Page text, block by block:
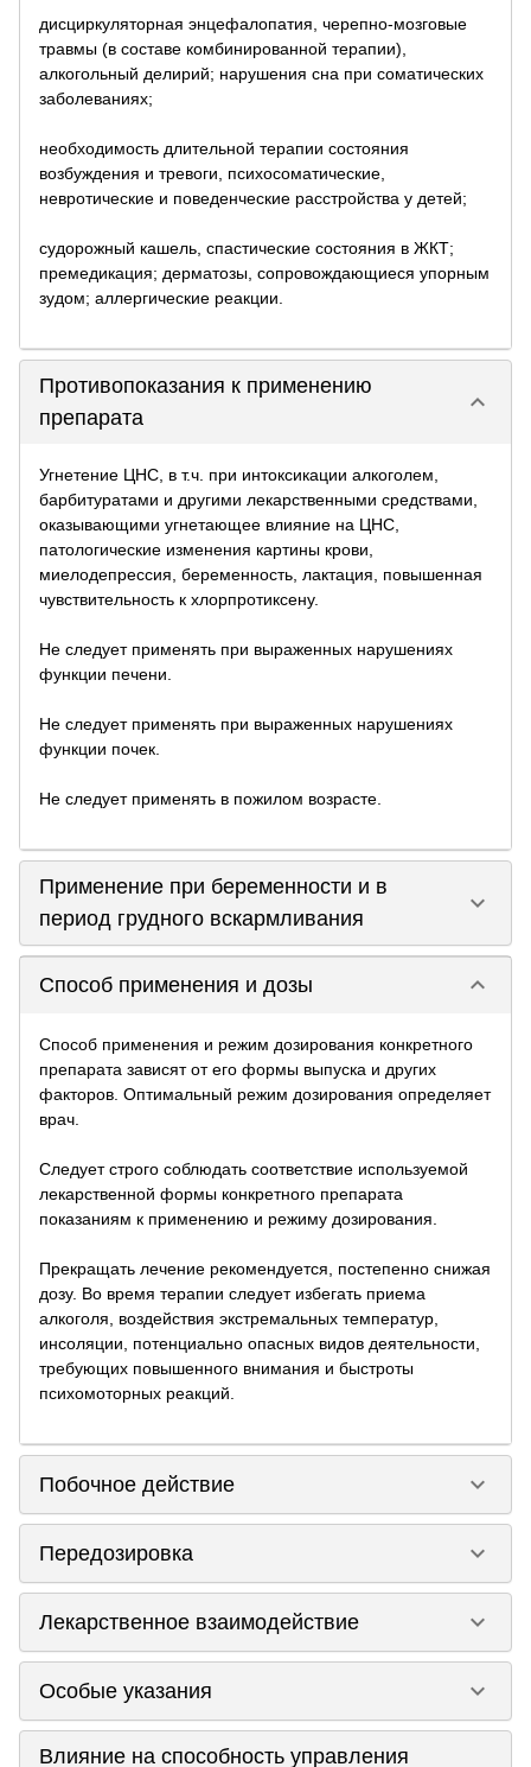
дисциркуляторная энцефалопатия, черепно-мозговые
травмы (в составе комбинированной терапии),
алкогольный делирий; нарушения сна при соматических
заболеваниях;
необходимость длительной терапии состояния
возбуждения и тревоги, психосоматические,
невротические и поведенческие расстройства у детей;
судорожный кашель, спастические состояния в ЖКТ;
премедикация; дерматозы, сопровождающиеся упорным
зудом; аллергические реакции.
Противопоказания к применению
препарата
keyboard_arrow_down
Угнетение ЦНС, в т.ч. при интоксикации алкоголем,
барбитуратами и другими лекарственными средствами,
оказывающими угнетающее влияние на ЦНС,
патологические изменения картины крови,
миелодепрессия, беременность, лактация, повышенная
чувствительность к хлорпротиксену.
Не следует применять при выраженных нарушениях
функции печени.
Не следует применять при выраженных нарушениях
функции почек.
Не следует применять в пожилом возрасте.
Применение при беременности и в
период грудного вскармливания
keyboard_arrow_down
Способ применения и дозы keyboard_arrow_down
Способ применения и режим дозирования конкретного
препарата зависят от его формы выпуска и других
факторов. Оптимальный режим дозирования определяет
врач.
Следует строго соблюдать соответствие используемой
лекарственной формы конкретного препарата
показаниям к применению и режиму дозирования.
Прекращать лечение рекомендуется, постепенно снижая
дозу. Во время терапии следует избегать приема
алкоголя, воздействия экстремальных температур,
инсоляции, потенциально опасных видов деятельности,
требующих повышенного внимания и быстроты
психомоторных реакций.
Побочное действие keyboard_arrow_down
Передозировка keyboard_arrow_down
Лекарственное взаимодействие keyboard_arrow_down
Особые указания keyboard_arrow_down
Влияние на способность управления